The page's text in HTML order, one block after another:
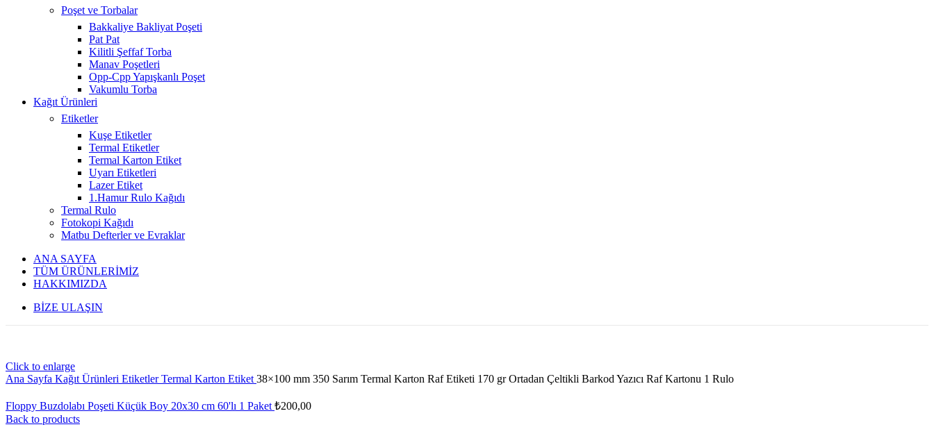
Poşet ve Torbalar
Bakkaliye Bakliyat Poşeti
Pat Pat
Kilitli Şeffaf Torba
Manav Poşetleri
Opp-Cpp Yapışkanlı Poşet
Vakumlu Torba
Kağıt Ürünleri
Etiketler
Kuşe Etiketler
Termal Etiketler
Termal Karton Etiket
Uyarı Etiketleri
Lazer Etiket
1.Hamur Rulo Kağıdı
Termal Rulo
Fotokopi Kağıdı
Matbu Defterler ve Evraklar
ANA SAYFA
TÜM ÜRÜNLERİMİZ
HAKKIMIZDA
BİZE ULAŞIN
Click to enlarge
Ana Sayfa Kağıt Ürünleri EtiketlerTermal Karton Etiket 38×100 mm 350 Sarım Termal Karton Raf Etiketi 170 gr Ortadan Çeltikli Barkod Yazıcı Raf Kartonu 1 Rulo
Floppy Buzdolabı Poşeti Küçük Boy 20x30 cm 60'lı 1 Paket ₺200,00
Back to products